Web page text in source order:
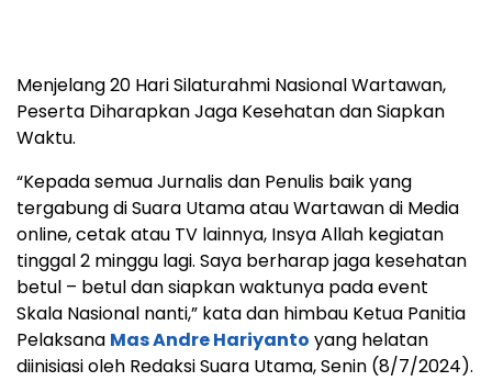
Menjelang 20 Hari Silaturahmi Nasional Wartawan,
Peserta Diharapkan Jaga Kesehatan dan Siapkan
Waktu.
“Kepada semua Jurnalis dan Penulis baik yang
tergabung di Suara Utama atau Wartawan di Media
online, cetak atau TV lainnya, Insya Allah kegiatan
tinggal 2 minggu lagi. Saya berharap jaga kesehatan
betul – betul dan siapkan waktunya pada event
Skala Nasional nanti,” kata dan himbau Ketua Panitia
Pelaksana Mas Andre Hariyanto yang helatan
diinisiasi oleh Redaksi Suara Utama, Senin (8/7/2024).